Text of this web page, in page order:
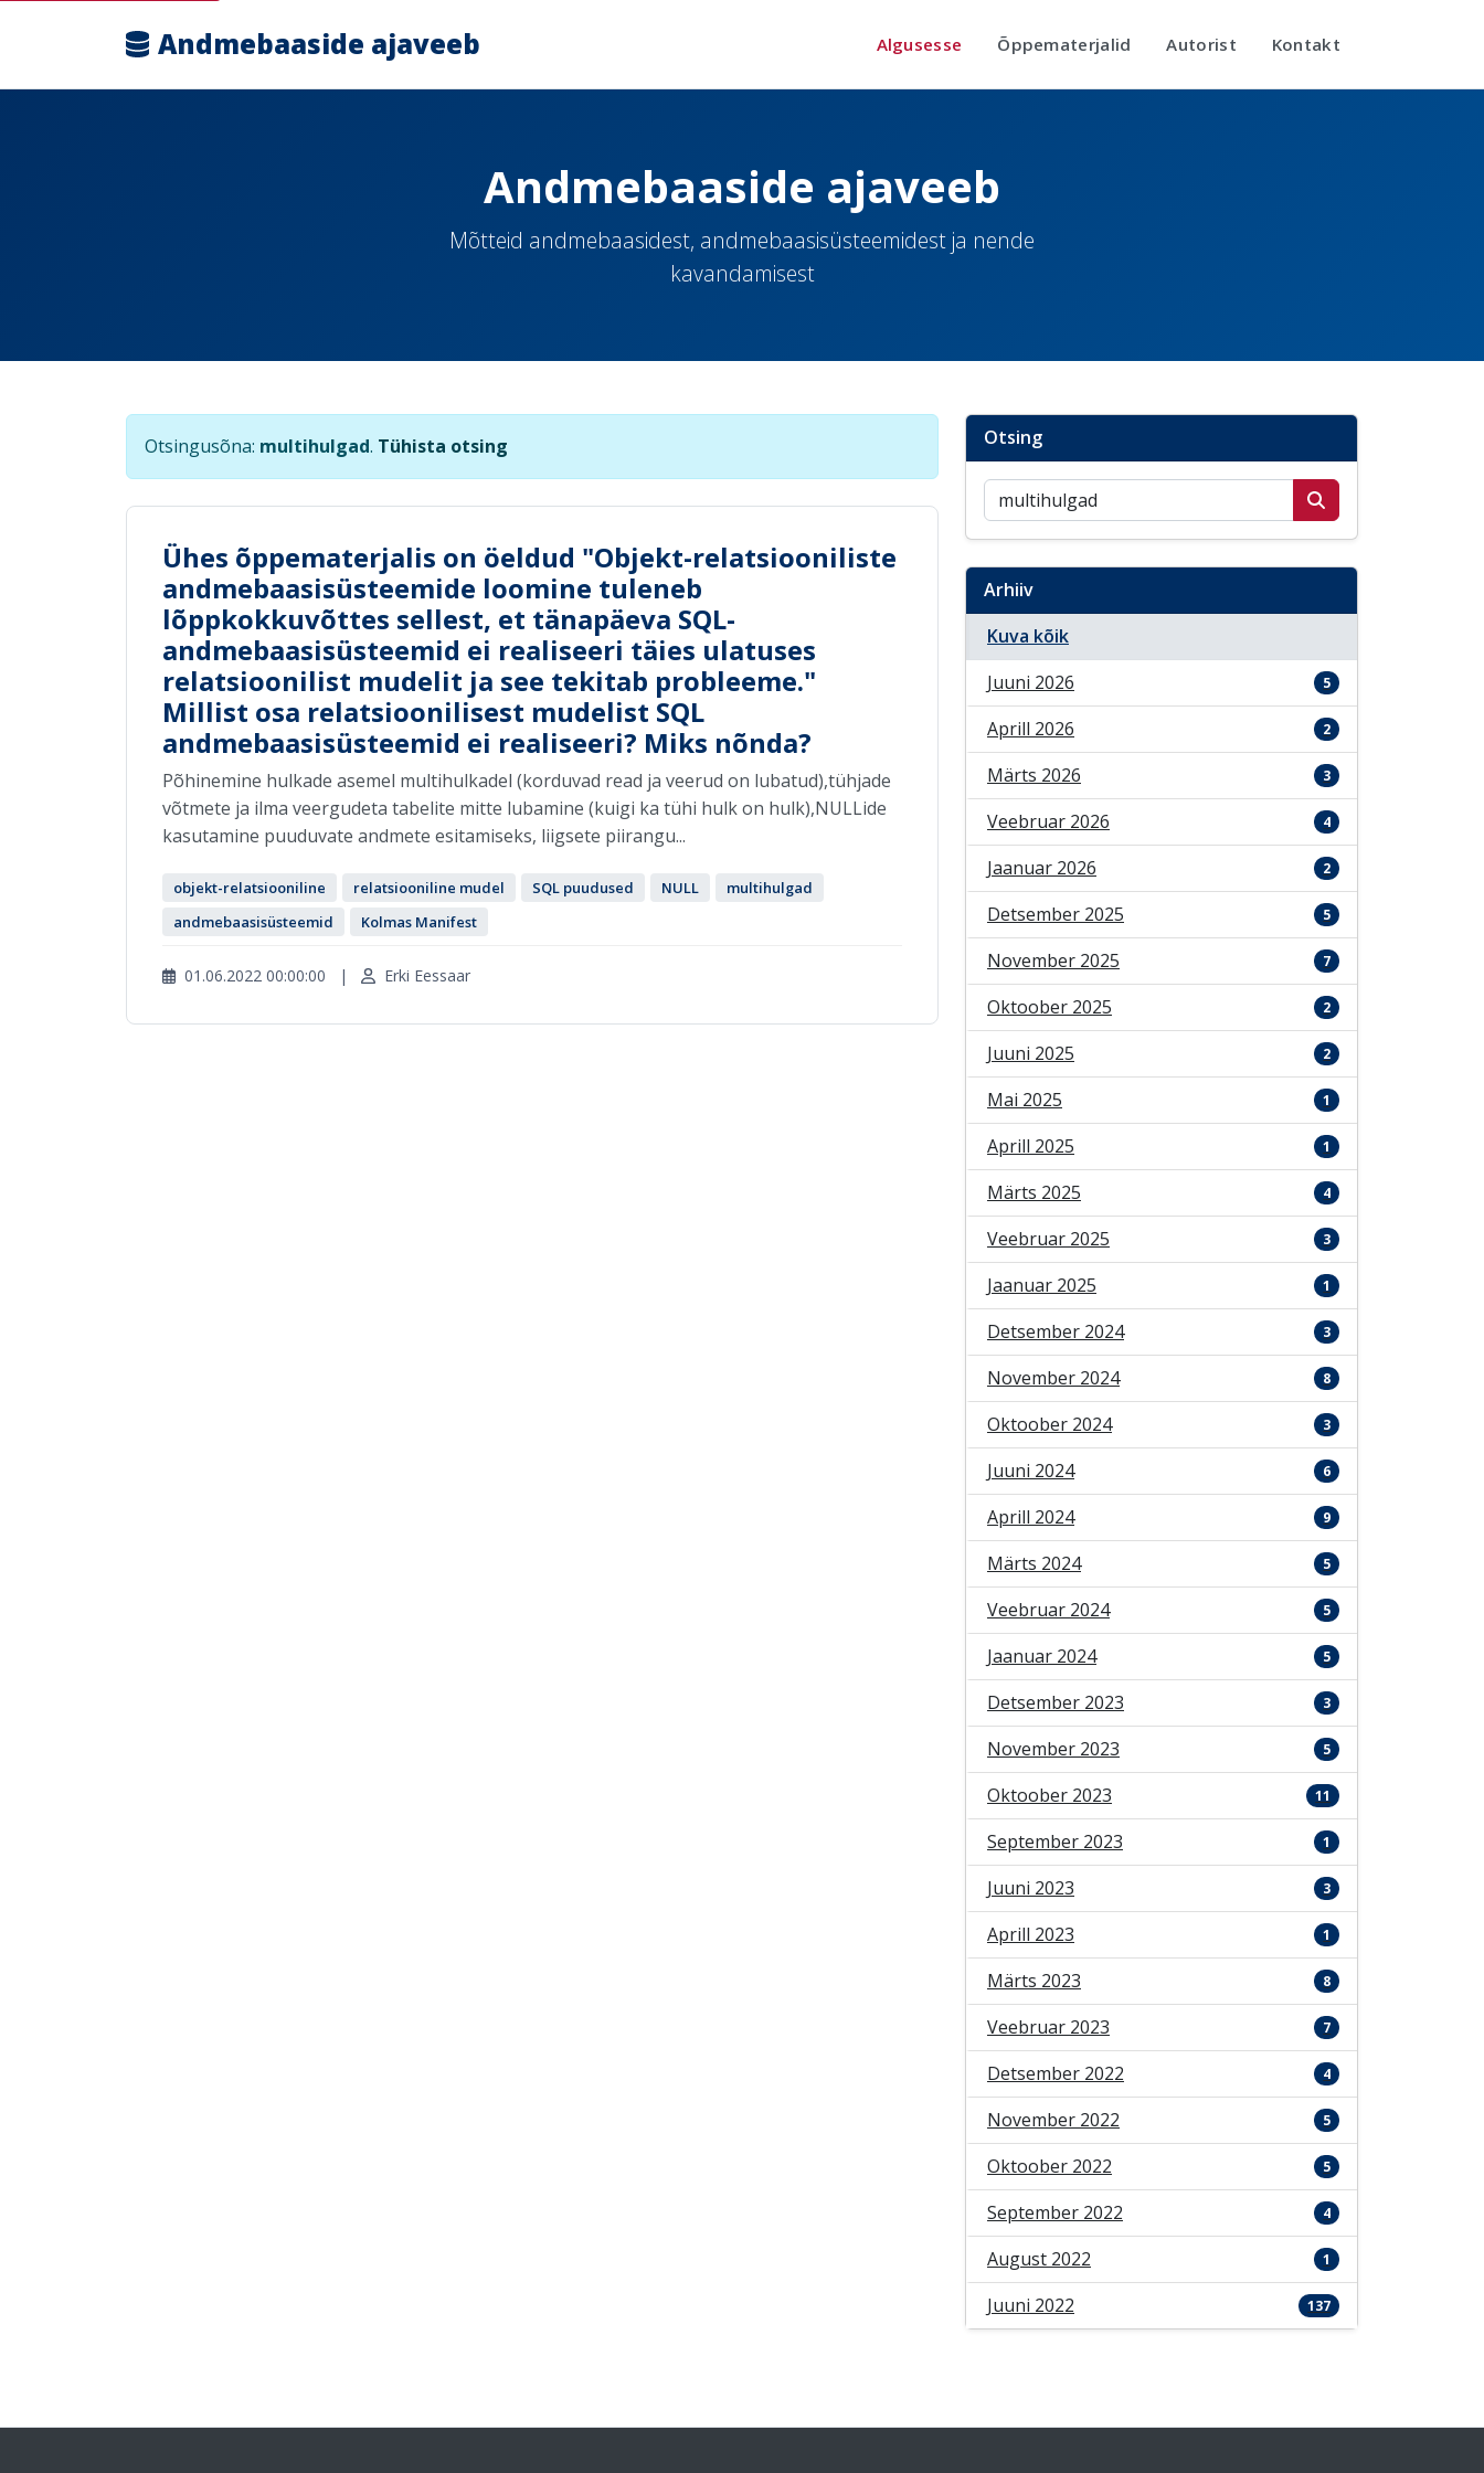
Andmebaaside ajaveeb Algusesse Õppematerjalid Autorist Kontakt
Andmebaaside ajaveeb
Mõtteid andmebaasidest, andmebaasisüsteemidest ja nende
kavandamisest
Otsingusõna: multihulgad. Tühista otsing
Ühes õppematerjalis on öeldud "Objekt-relatsiooniliste
andmebaasisüsteemide loomine tuleneb
lõppkokkuvõttes sellest, et tänapäeva SQL-
andmebaasisüsteemid ei realiseeri täies ulatuses
relatsioonilist mudelit ja see tekitab probleeme."
Millist osa relatsioonilisest mudelist SQL
andmebaasisüsteemid ei realiseeri? Miks nõnda?
Põhinemine hulkade asemel multihulkadel (korduvad read ja veerud on lubatud),tühjade
võtmete ja ilma veergudeta tabelite mitte lubamine (kuigi ka tühi hulk on hulk),NULLide
kasutamine puuduvate andmete esitamiseks, liigsete piirangu...
objekt-relatsiooniline relatsiooniline mudel SQL puudused NULL
multihulgad
andmebaasisüsteemid
Kolmas Manifest
01.06.2022 00:00:00 | Erki Eessaar
Otsing
Otsi postitusi
Arhiiv
Kuva kõik
Juuni 2026
5
Aprill 2026 2
Märts 2026 3
Veebruar 2026 4
Jaanuar 2026 2
Detsember 2025 5
November 2025 7
Oktoober 2025 2
Juuni 2025 2
Mai 2025 1
Aprill 2025 1
Märts 2025 4
Veebruar 2025 3
Jaanuar 2025 1
Detsember 2024 3
November 2024 8
Oktoober 2024 3
Juuni 2024 6
Aprill 2024 9
Märts 2024 5
Veebruar 2024 5
Jaanuar 2024 5
Detsember 2023 3
November 2023 5
Oktoober 2023 11
September 2023 1
Juuni 2023 3
Aprill 2023 1
Märts 2023 8
Veebruar 2023 7
Detsember 2022 4
November 2022 5
Oktoober 2022 5
September 2022 4
August 2022 1
Juuni 2022 137